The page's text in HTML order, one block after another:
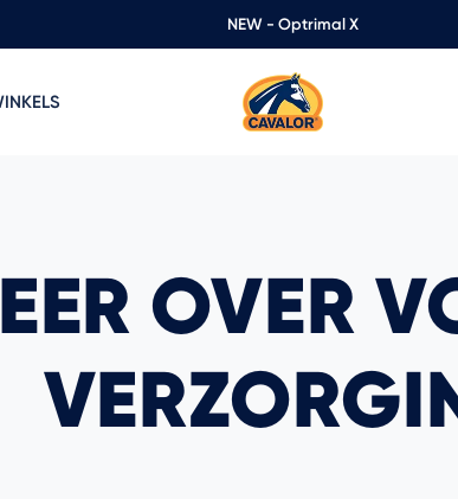
NEW - Optrimal X
OVER